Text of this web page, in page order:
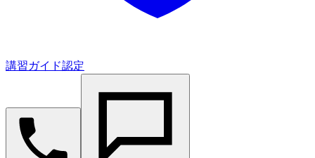
講習ガイド認定